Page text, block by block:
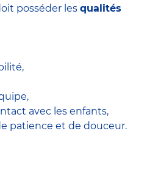
posséder les qualités
avec les enfants,
patience et de douceur.